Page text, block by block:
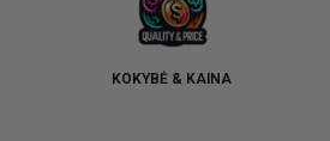
KOKYBĖ & KAINA